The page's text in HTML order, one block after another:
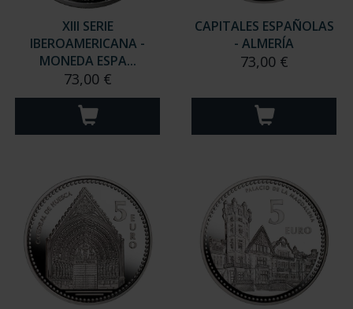
XIII SERIE
IBEROAMERICANA -
MONEDA ESPA...
73,00 €
CAPITALES ESPAÑOLAS
- ALMERÍA
73,00 €